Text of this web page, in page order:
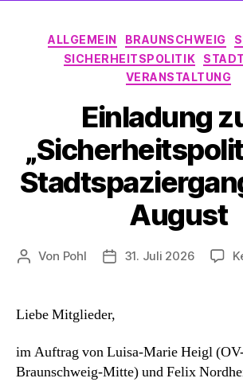
ALLGEMEIN BRAUNSCHWEIG
SICHERHEITSPOLITIK
VERANSTALTUNG
Einladung
August
Beitragsautor
Von Pohl Beitragsdatum
31. Juli 2026
Liebe Mitglieder,
im Auftrag von Luisa-Marie Heigl
Braunschweig-Mitte) und Felix